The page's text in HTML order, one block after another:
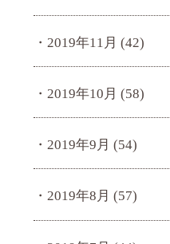
2019年11月 (42)
2019年10月 (58)
2019年9月 (54)
2019年8月 (57)